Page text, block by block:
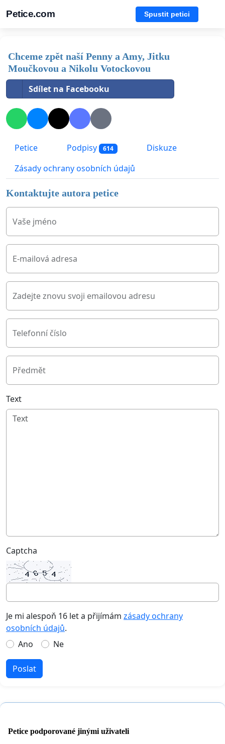
Petice.com Spustit petici
Chceme zpět naší Penny a Amy, Jitku
Moučkovou a Nikolu Votockovou
Sdílet na Facebooku
Petice Podpisy 614
Diskuze
Zásady ochrany osobních údajů
Kontaktujte autora petice
Vaše jméno
E-mailová adresa
Zadejte znovu svoji emailovou adresu
Telefonní číslo
Předmět
Text
Captcha
Je mi alespoň 16 let a přijímám zásady ochrany
osobních údajů.
Ano
Ne
Poslat
Petice podporované jinými uživateli